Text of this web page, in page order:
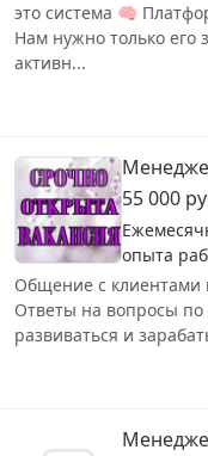
это система 🧠
Нам нужно только его
активн...
55 000
опыта
Общение с клиентами
Ответы на вопросы
развиваться и